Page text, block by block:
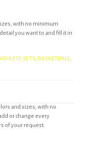
with no minimum
you want to and fill it in
ATHLETE SETS, BASKETBALL,
and sizes, with no
or change every
of your request.